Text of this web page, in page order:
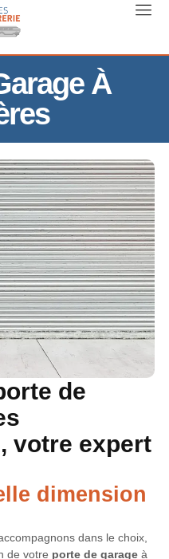
À
de
votre expert
dimension
dans le choix,
de votre porte de garageà